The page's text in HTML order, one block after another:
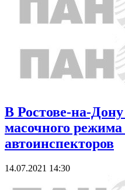
В Ростове-на-
масочного
автоинспекторов
14.07.2021 14:30